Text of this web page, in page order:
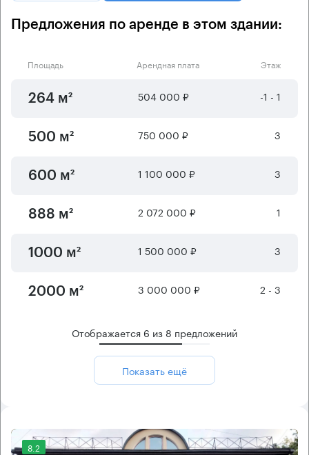
Предложения по аренде в этом здании:
Площадь Арендная плата Этаж
264 м² 504 000 ₽ -1 - 1
500 м² 750 000 ₽ 3
600 м² 1 100 000 ₽ 3
888 м² 2 072 000 ₽ 1
1000 м² 1 500 000 ₽ 3
2000 м² 3 000 000 ₽ 2 - 3
Отображается 6 из 8 предложений
Показать ещё
8.2